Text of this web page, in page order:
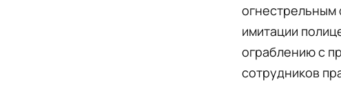
огнестрельным
имитации
ограблению с
сотрудников